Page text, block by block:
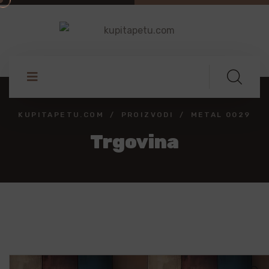
KUPITAPETU.COM PROIZVODI METAL 0029
Trgovina